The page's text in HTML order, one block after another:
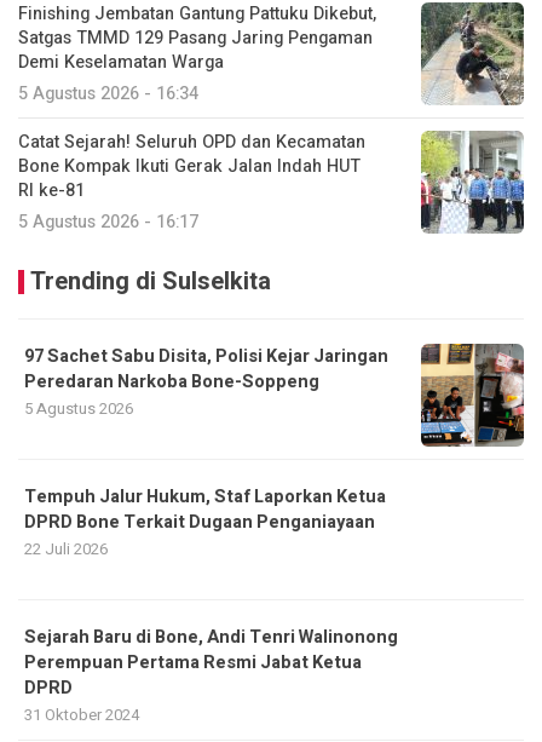
Finishing Jembatan Gantung Pattuku Dikebut,
Satgas TMMD 129 Pasang Jaring Pengaman
Demi Keselamatan Warga
5 Agustus 2026 - 16:34
Catat Sejarah! Seluruh OPD dan Kecamatan
Bone Kompak Ikuti Gerak Jalan Indah HUT
RI ke-81
5 Agustus 2026 - 16:17
Trending di Sulselkita
97 Sachet Sabu Disita, Polisi Kejar Jaringan
Peredaran Narkoba Bone-Soppeng
5 Agustus 2026
Tempuh Jalur Hukum, Staf Laporkan Ketua
DPRD Bone Terkait Dugaan Penganiayaan
22 Juli 2026
Sejarah Baru di Bone, Andi Tenri Walinonong
Perempuan Pertama Resmi Jabat Ketua
DPRD
31 Oktober 2024